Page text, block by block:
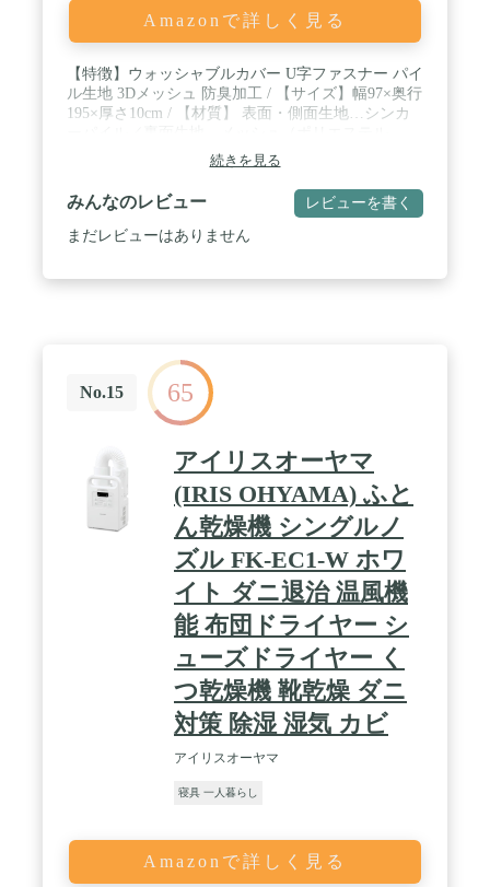
Amazonで詳しく見る
【特徴】ウォッシャブルカバー U字ファスナー パイ
ル生地 3Dメッシュ 防臭加工 / 【サイズ】幅97×奥行
195×厚さ10cm / 【材質】 表面・側面生地…シンカ
100%） ／詰め物…高反発ウレタンフォーム（密度
25D:25㎏/m3、190N） / 【仕様】重量…約8.47㎏
【保証】1年間保証 / 【注意事項】開封後すぐは、
ウレタン特有のにおいがする場合がございます。人
体に影響はありませんが、気になる場合は風通しの
続きを見る
みんなのレビュー レビューを書く
まだレビューはありません
No.15 65
アイリスオーヤマ
(IRIS OHYAMA) ふと
ん乾燥機 シングルノ
ズル FK-EC1-W ホワ
イト ダニ退治 温風機
能 布団ドライヤー シ
ューズドライヤー く
つ乾燥機 靴乾燥 ダニ
対策 除湿 湿気 カビ
アイリスオーヤマ
寝具 一人暮らし
Amazonで詳しく見る